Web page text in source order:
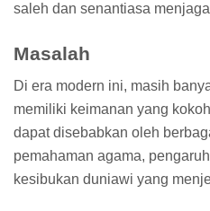
saleh dan senantiasa
Masalah
Di era modern ini, masih
memiliki keimanan yang
dapat disebabkan oleh
pemahaman agama,
kesibukan duniawi yang